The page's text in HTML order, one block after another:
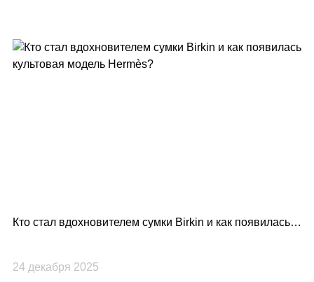
Кто стал вдохновителем сумки Birkin и как появилась
24 декабря 2025